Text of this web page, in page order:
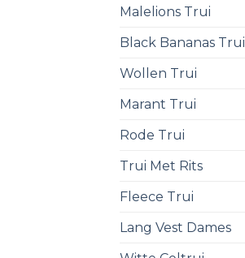
Malelions Trui
Black Bananas Trui
Wollen Trui
Marant Trui
Rode Trui
Trui Met Rits
Fleece Trui
Lang Vest Dames